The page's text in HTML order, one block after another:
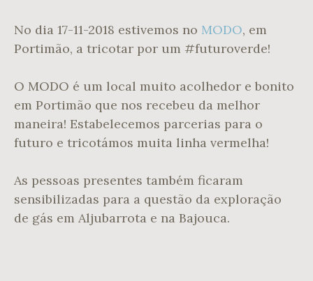
No dia 17-11-2018 estivemos no MODO, em
Portimão, a tricotar por um #futuroverde!
O MODO é um local muito acolhedor e bonito
em Portimão que nos recebeu da melhor
maneira! Estabelecemos parcerias para o
futuro e tricotámos muita linha vermelha!
As pessoas presentes também ficaram
sensibilizadas para a questão da exploração
de gás em Aljubarrota e na Bajouca.